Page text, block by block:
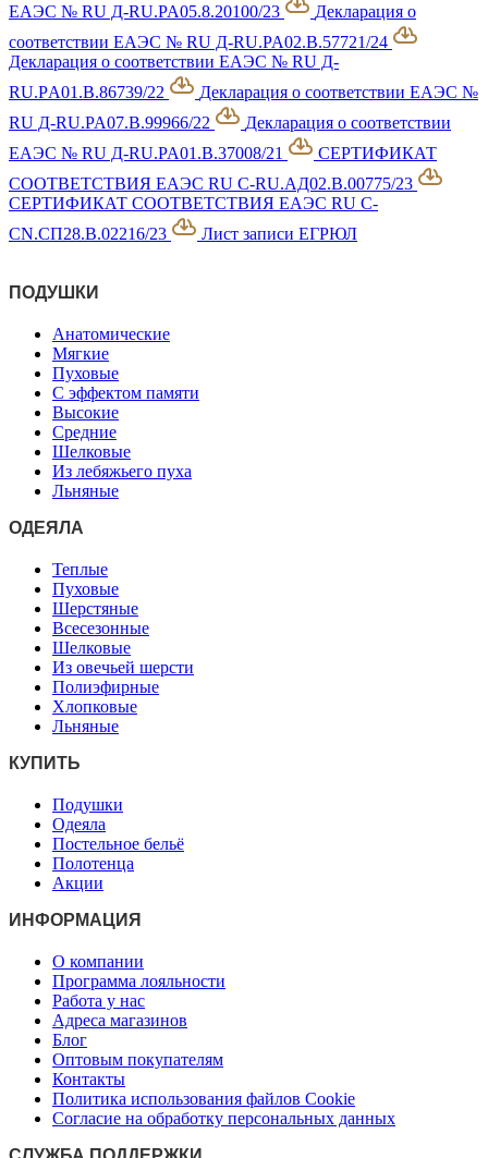
ЕАЭС № RU Д-RU.PA05.8.20100/23
Декларация о
соответствии ЕАЭС № RU Д-RU.PA02.В.57721/24
Декларация о соответствии ЕАЭС № RU Д-
RU.РA01.B.86739/22
Декларация о соответствии ЕАЭС №
RU Д-RU.PA07.B.99966/22
Декларация о соответствии
ЕАЭС № RU Д-RU.PA01.B.37008/21
СЕРТИФИКАТ
СООТВЕТСТВИЯ ЕАЭС RU C-RU.АД02.В.00775/23
СЕРТИФИКАТ СООТВЕТСТВИЯ ЕАЭС RU C-
CN.СП28.В.02216/23
Лист записи ЕГРЮЛ
ПОДУШКИ
Анатомические
Мягкие
Пуховые
С эффектом памяти
Высокие
Средние
Шелковые
Из лебяжьего пуха
Льняные
ОДЕЯЛА
Теплые
Пуховые
Шерстяные
Всесезонные
Шелковые
Из овечьей шерсти
Полиэфирные
Хлопковые
Льняные
КУПИТЬ
Подушки
Одеяла
Постельное бельё
Полотенца
Акции
ИНФОРМАЦИЯ
О компании
Программа лояльности
Работа у нас
Адреса магазинов
Блог
Оптовым покупателям
Контакты
Политика использования файлов Cookie
Согласие на обработку персональных данных